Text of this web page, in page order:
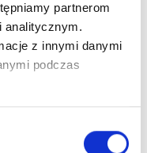
partnerom
analitycznym.
z innymi danymi
podczas
Do Henny 100ml